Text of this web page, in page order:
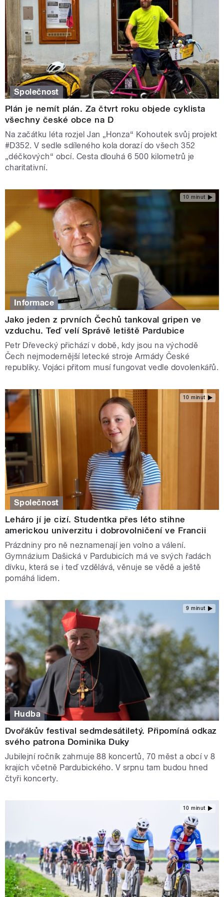
Společnost
Plán je nemít plán. Za čtvrt roku objede cyklista
všechny české obce na D
Na začátku léta rozjel Jan „Honza“ Kohoutek svůj projekt
#D352. V sedle sdíleného kola dorazí do všech 352
„déčkových“ obcí. Cesta dlouhá 6 500 kilometrů je
charitativní.
10 minut
Informace
Jako jeden z prvních Čechů tankoval gripen ve
vzduchu. Teď velí Správě letiště Pardubice
Petr Dřevecký přichází v době, kdy jsou na východě
Čech nejmodernější letecké stroje Armády České
republiky. Vojáci přitom musí fungovat vedle dovolenkářů.
10 minut
Společnost
Leháro jí je cizí. Studentka přes léto stihne
americkou univerzitu i dobrovolničení ve Francii
Prázdniny pro ně neznamenají jen volno a válení.
Gymnázium Dašická v Pardubicích má ve svých řadách
dívku, která se i teď vzdělává, věnuje se vědě a ještě
pomáhá lidem.
9 minut
Hudba
Dvořákův festival sedmdesátiletý. Připomíná odkaz
svého patrona Dominika Duky
Jubilejní ročník zahrnuje 88 koncertů, 70 měst a obcí v 8
krajích včetně Pardubického. V srpnu tam budou hned
čtyři koncerty.
10 minut